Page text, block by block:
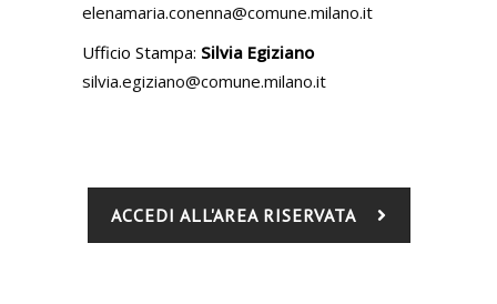
elenamaria.conenna@comune.milano.it
Ufficio Stampa: Silvia Egiziano
silvia.egiziano@comune.milano.it
ACCEDI ALL'AREA RISERVATA